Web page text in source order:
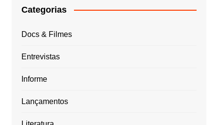
Categorias
Docs & Filmes
Entrevistas
Informe
Lançamentos